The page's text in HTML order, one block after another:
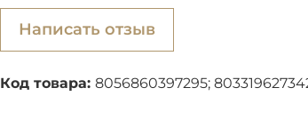
Написать отзыв
Код товара: 8056860397295;